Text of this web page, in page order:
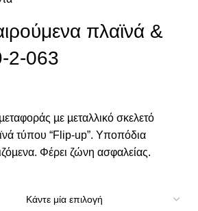
πλαϊνά &
2-063
µε µεταλλικό σκελετό
τύπου “Flip-up”. Υποπόδια
Φέρει ζώνη ασφαλείας.